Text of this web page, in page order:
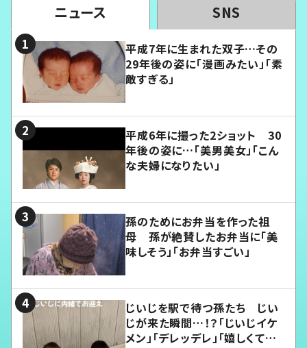
ニュース SNS
平成7年に生まれた双子…その
29年後の姿に「漫画みたい」「素
敵すぎる」
平成6年に撮った2ショット 30
年後の姿に…「美男美女」「こん
な夫婦になりたい」
孫のためにお弁当を作った祖
母 孫が絶賛したお弁当に「美
味しそう」「お弁当すごい」
じいじを駅で待つ孫たち じい
じが来た瞬間…！？「じいじイケ
メン」「デレッデレ」「嬉しくて可